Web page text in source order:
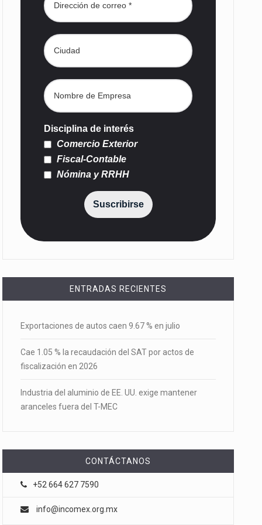
Disciplina de interés
Comercio Exterior
Fiscal-Contable
Nómina y RRHH
Suscribirse
ENTRADAS RECIENTES
Exportaciones de autos caen 9.67 % en julio
Cae 1.05 % la recaudación del SAT por actos de
fiscalización en 2026
Industria del aluminio de EE. UU. exige mantener
aranceles fuera del T-MEC
CONTÁCTANOS
+52 664 627 7590
info@incomex.org.mx